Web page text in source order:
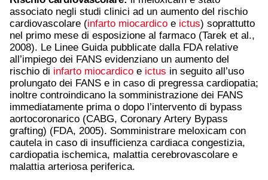
associato negli studi clinici ad un aumento del rischio
cardiovascolare (infarto miocardico e ictus) soprattutto
nel primo mese di esposizione al farmaco (Tarek et al.,
2008). Le Linee Guida pubblicate dalla FDA relative
all’impiego dei FANS evidenziano un aumento del
rischio di infarto miocardico e ictus in seguito all’uso
prolungato dei FANS e in caso di pregressa cardiopatia;
inoltre controindicano la somministrazione dei FANS
immediatamente prima o dopo l’intervento di bypass
aortocoronarico (CABG, Coronary Artery Bypass
grafting) (FDA, 2005). Somministrare meloxicam con
cautela in caso di insufficienza cardiaca congestizia,
cardiopatia ischemica, malattia cerebrovascolare e
malattia arteriosa periferica.